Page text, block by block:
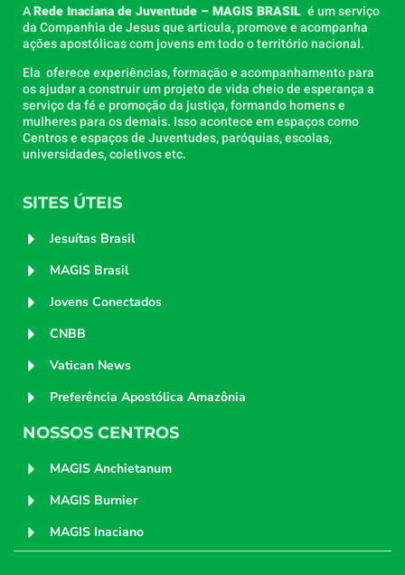
ARede Inaciana de Juventude – MAGIS BRASIL é um serviço
da Companhia de Jesus que articula, promove e acompanha
ações apostólicas com jovens em todo o território nacional.
Ela oferece experiências, formação e acompanhamento para
os ajudar a construir um projeto de vida cheio de esperança a
serviço da fé e promoção da justiça, formando homens e
mulheres para os demais. Isso acontece em espaços como
Centros e espaços de Juventudes, paróquias, escolas,
universidades, coletivos etc.
SITES ÚTEIS
Jesuítas Brasil
MAGIS Brasil
Jovens Conectados
CNBB
Vatican News
Preferência Apostólica Amazônia
NOSSOS CENTROS
MAGIS Anchietanum
MAGIS Burnier
MAGIS Inaciano